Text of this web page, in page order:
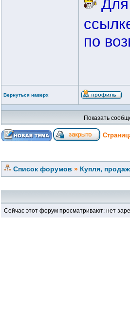
Для
по
Вернуться наверх
Показать
Список форумов » Купля,
Сейчас этот форум просматривают: нет